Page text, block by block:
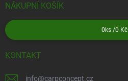
NÁKUPNÍ KOŠÍK
0ks /0 Kč
KONTAKT
info@carpconcept.cz